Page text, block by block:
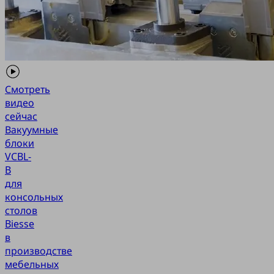
Смотреть
видео
сейчас
Вакуумные
блоки
VCBL-
B
для
консольных
столов
Biesse
в
производстве
мебельных